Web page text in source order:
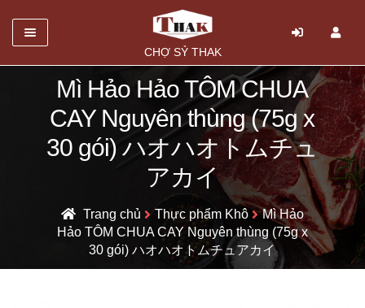
CHỢ SỶ THAK
Danh mục
TRANG CHỦ
GIỚI THIỆU
Mở
rộng
menu
con
SẢN PHẨM
LIÊN HỆ
Mì Hảo Hảo TÔM CHUA
CAY Nguyên thùng (75g x
30 gói) ハオハオトムチュ
アカイ
Trang chủ Thực phẩm Khô
Mì Hảo
Hảo TÔM CHUA CAY Nguyên thùng (75g x
30 gói) ハオハオトムチュアカイ